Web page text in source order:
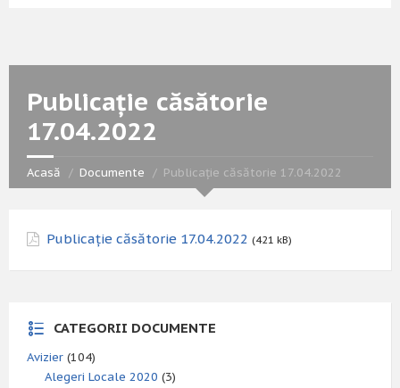
Publicație căsătorie
17.04.2022
Acasă Documente Publicație căsătorie 17.04.2022
Publicație căsătorie 17.04.2022 (421 kB)
CATEGORII DOCUMENTE
Avizier (104)
Alegeri Locale 2020 (3)